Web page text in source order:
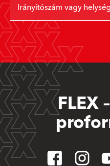
Irányítószám vagy helység
FLEX